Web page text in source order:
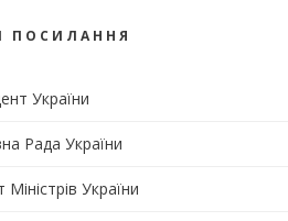
ПОСИЛАННЯ
України
Рада України
Міністрів України